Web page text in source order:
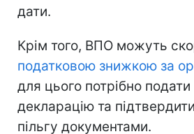
дати.
Крім того, ВПО можуть
податковою знижкою за
для цього потрібно
декларацію та
пільгу документами.